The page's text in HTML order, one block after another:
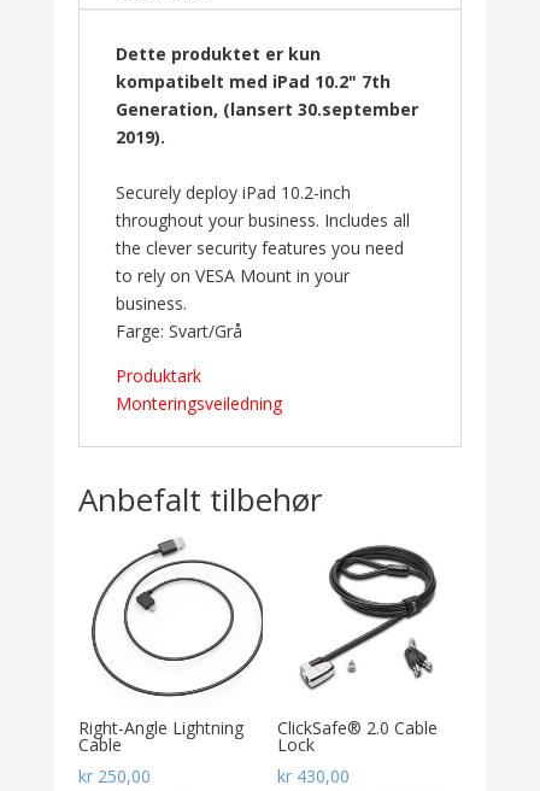
Dette produktet er kun
kompatibelt med iPad 10.2" 7th
Generation, (lansert 30.september
2019).
Securely deploy iPad 10.2-inch
throughout your business. Includes all
the clever security features you need
to rely on VESA Mount in your
business.
Farge: Svart/Grå
Produktark
Monteringsveiledning
Anbefalt tilbehør
Right-Angle Lightning
Cable
kr250,00
ClickSafe® 2.0 Cable
Lock
kr 430,00